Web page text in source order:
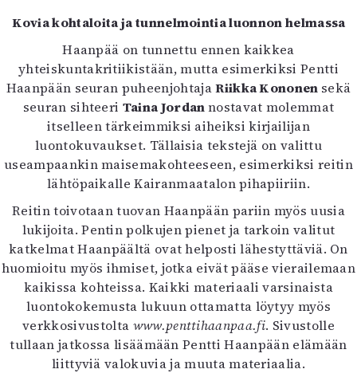
Kovia kohtaloita ja tunnelmointia luonnon helmassa
Haanpää on tunnettu ennen kaikkea
yhteiskuntakritiikistään, mutta esimerkiksi Pentti
Haanpään seuran puheenjohtajaRiikka Kononen sekä
seuran sihteeri Taina Jordannostavat molemmat
itselleen tärkeimmiksi aiheiksi kirjailijan
luontokuvaukset. Tällaisia tekstejä on valittu
useampaankin maisemakohteeseen, esimerkiksi reitin
lähtöpaikalle Kairanmaatalon pihapiiriin.
Reitin toivotaan tuovan Haanpään pariin myös uusia
lukijoita. Pentin polkujen pienet ja tarkoin valitut
katkelmat Haanpäältä ovat helposti lähestyttäviä. On
huomioitu myös ihmiset, jotka eivät pääse vierailemaan
kaikissa kohteissa. Kaikki materiaali varsinaista
luontokokemusta lukuun ottamatta löytyy myös
verkkosivustolta www.penttihaanpaa.fi. Sivustolle
tullaan jatkossa lisäämään Pentti Haanpään elämään
liittyviä valokuvia ja muuta materiaalia.